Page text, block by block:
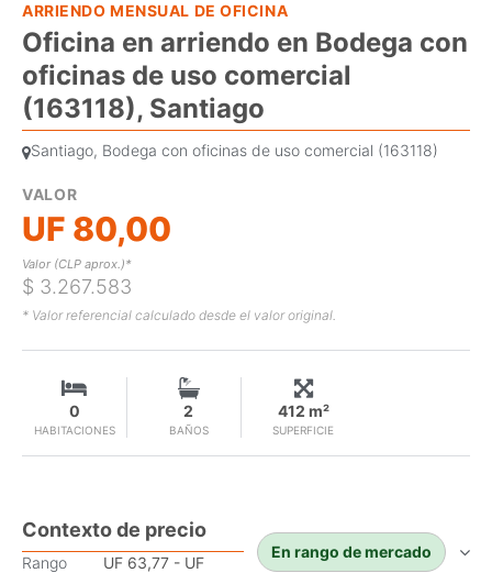
ARRIENDO MENSUAL DE OFICINA
Oficina en arriendo en Bodega con
oficinas de uso comercial
(163118), Santiago
Santiago, Bodega con oficinas de uso comercial (163118)
VALOR
UF 80,00
Valor (CLP aprox.)*
$ 3.267.583
* Valor referencial calculado desde el valor original.
HABITACIONES
0
BAÑOS
2
SUPERFICIE
412 m²
Contexto de precio
Rango
UF 63,77 - UF
En rango de mercado